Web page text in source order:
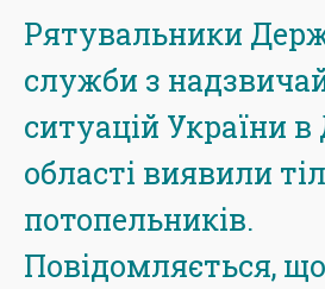
Рятувальники
служби з
ситуацій України в
області виявили
потопельників.
Повідомляється,